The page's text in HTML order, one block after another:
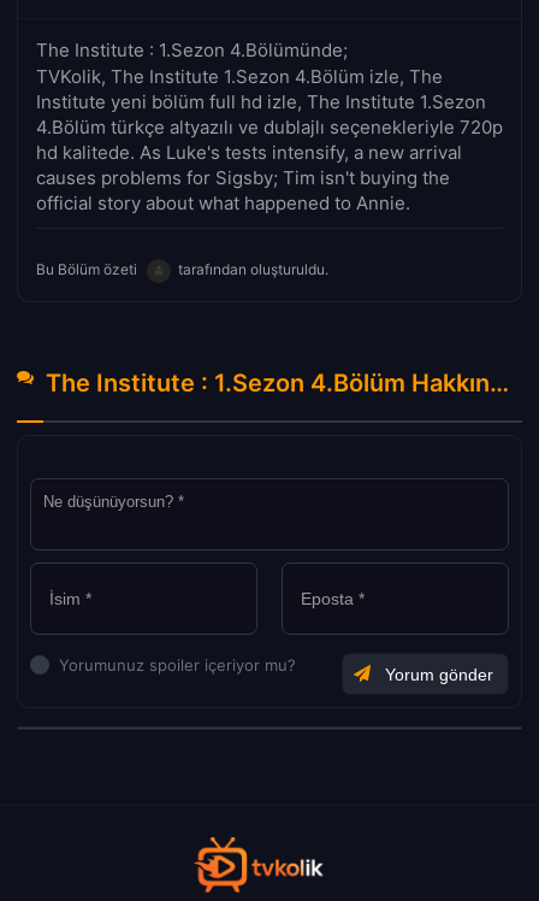
The Institute : 1.Sezon 4.Bölümünde;
TVKolik, The Institute 1.Sezon 4.Bölüm izle, The
Institute yeni bölüm full hd izle, The Institute 1.Sezon
4.Bölüm türkçe altyazılı ve dublajlı seçenekleriyle 720p
hd kalitede. As Luke's tests intensify, a new arrival
causes problems for Sigsby; Tim isn't buying the
official story about what happened to Annie.
Bu Bölüm özeti tarafından oluşturuldu.
The Institute : 1.Sezon 4.Bölüm Hakkında Yorumlar
Yorumunuz spoiler içeriyor mu?